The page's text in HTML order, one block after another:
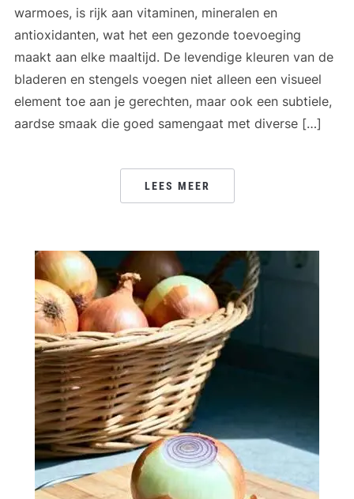
warmoes, is rijk aan vitaminen, mineralen en
antioxidanten, wat het een gezonde toevoeging
maakt aan elke maaltijd. De levendige kleuren van de
bladeren en stengels voegen niet alleen een visueel
element toe aan je gerechten, maar ook een subtiele,
aardse smaak die goed samengaat met diverse […]
LEES MEER